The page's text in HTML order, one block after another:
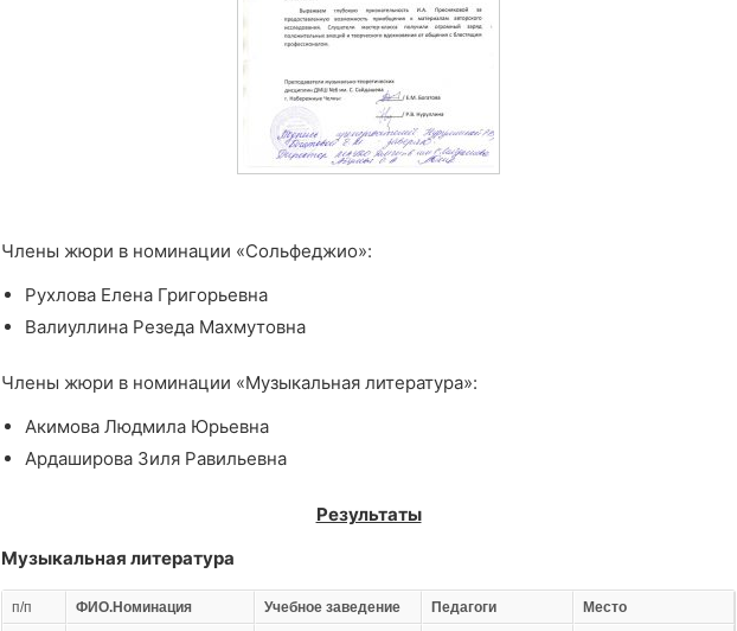
Члены жюри в номинации «Сольфеджио»:
Рухлова Елена Григорьевна
Валиуллина Резеда Махмутовна
Члены жюри в номинации «Музыкальная литература»:
Акимова Людмила Юрьевна
Ардаширова Зиля Равильевна
Результаты
Музыкальная литература
п/п ФИО.Номинация Учебное заведение Педагоги
Место